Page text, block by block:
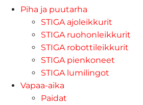
Piha ja puutarha
STIGA ajoleikkurit
STIGA ruohonleikkurit
STIGA robottileikkurit
STIGA pienkoneet
STIGA lumilingot
Vapaa-aika
Paidat